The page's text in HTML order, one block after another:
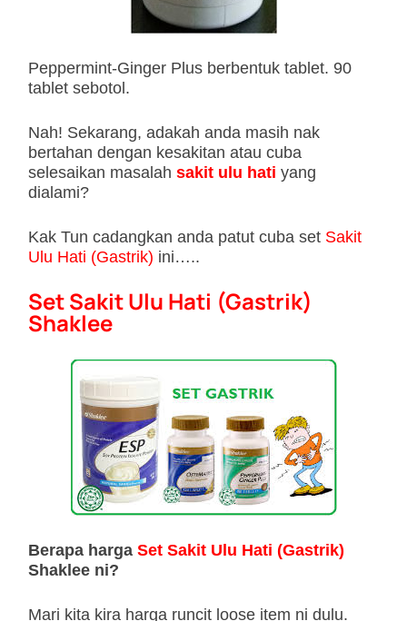
Peppermint-Ginger Plus berbentuk tablet. 90
tablet sebotol.
Nah! Sekarang, adakah anda masih nak
bertahan dengan kesakitan atau cuba
selesaikan masalah sakit ulu hati yang
dialami?
Kak Tun cadangkan anda patut cuba set Sakit
Ulu Hati (Gastrik) ini…..
Set Sakit Ulu Hati (Gastrik)
Shaklee
Berapa harga Set Sakit Ulu Hati (Gastrik)
Shaklee ni?
Mari kita kira harga runcit loose item ni dulu.